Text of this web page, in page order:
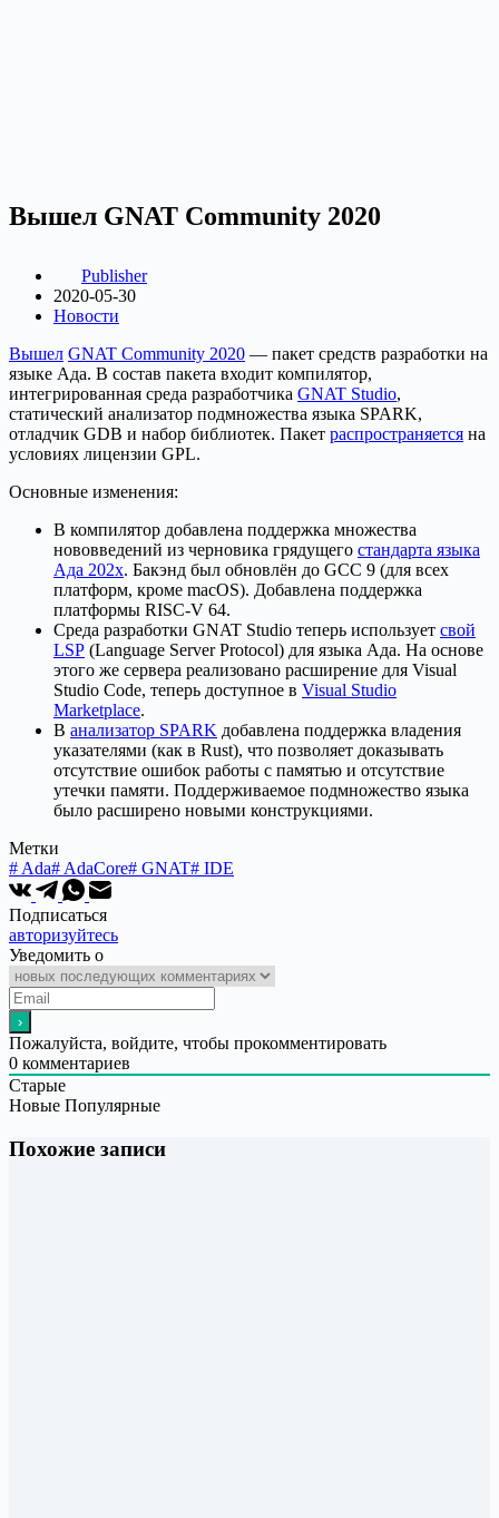
Вышел GNAT Community 2020
Publisher
2020-05-30
Новости
Вышел GNAT Community 2020 — пакет средств разработки на
языке Ада. В состав пакета входит компилятор,
интегрированная среда разработчика GNAT Studio,
статический анализатор подмножества языка SPARK,
отладчик GDB и набор библиотек. Пакет распространяется на
условиях лицензии GPL.
Основные изменения:
В компилятор добавлена поддержка множества
нововведений из черновика грядущего стандарта языка
Ада 202х. Бакэнд был обновлён до GCC 9 (для всех
платформ, кроме macOS). Добавлена поддержка
платформы RISC-V 64.
Среда разработки GNAT Studio теперь использует свой
LSP (Language Server Protocol) для языка Ада. На основе
этого же сервера реализовано расширение для Visual
Studio Code, теперь доступное в Visual Studio
Marketplace.
В анализатор SPARK добавлена поддержка владения
указателями (как в Rust), что позволяет доказывать
отсутствие ошибок работы с памятью и отсутствие
утечки памяти. Поддерживаемое подмножество языка
было расширено новыми конструкциями.
Метки
# Ada# AdaCore# GNAT# IDE
Подписаться
авторизуйтесь
Уведомить о
Пожалуйста, войдите, чтобы прокомментировать
0 комментариев
Старые
Новые Популярные
Похожие записи